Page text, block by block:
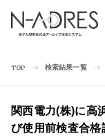
TOP 検索結果一覧
関西電力(株)に高
び使用前検査合